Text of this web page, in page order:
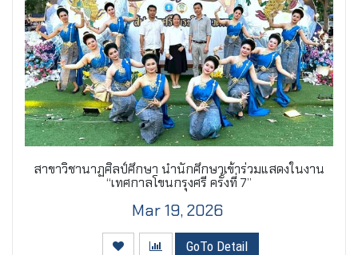
สาขาวิชานาฏศิลป์ศึกษา นำนักศึกษาเข้าร่วมแสดงในงาน
“เทศกาลโขนกรุงศรี ครั้งที่ 7”
Mar 19, 2026
GoTo Detail